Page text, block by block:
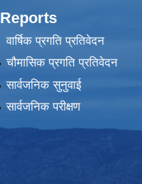
Reports
वार्षिक प्रगति प्रतिवेदन
चौमासिक प्रगति प्रतिवेदन
सार्वजनिक सुनुवाई
सार्वजनिक परीक्षण